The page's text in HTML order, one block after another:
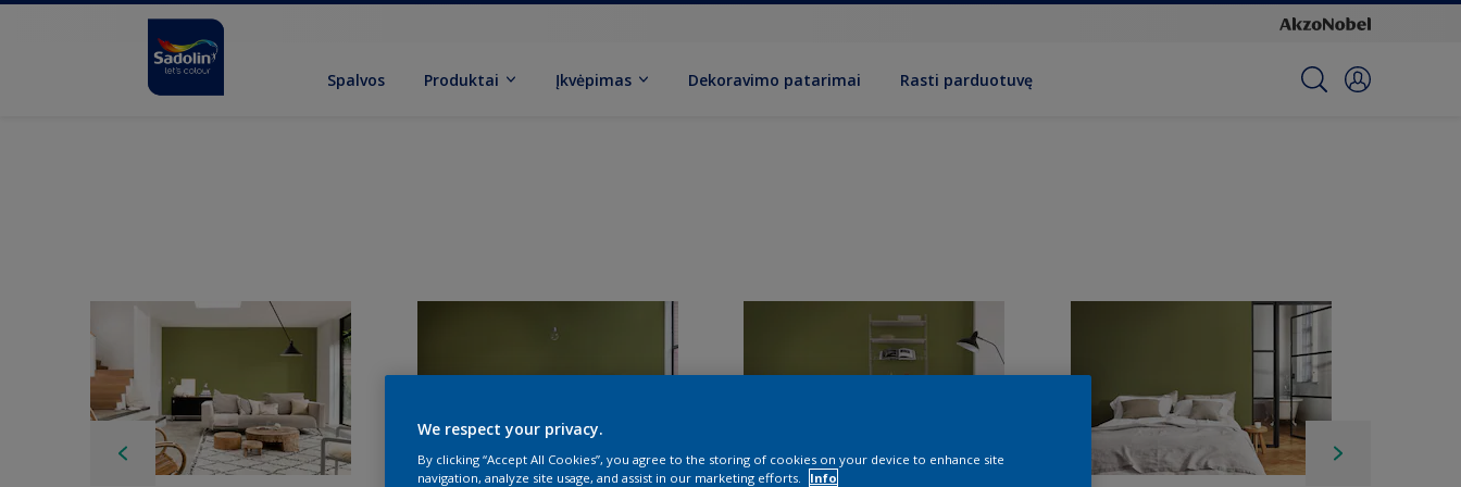
Spalvos Produktai Įkvėpimas Dekoravimo patarimai Rasti parduotuvę
We respect your privacy.
By clicking “Accept All Cookies”, you agree to the storing of cookies on your device to enhance site
navigation, analyze site usage, and assist in our marketing efforts.
Info